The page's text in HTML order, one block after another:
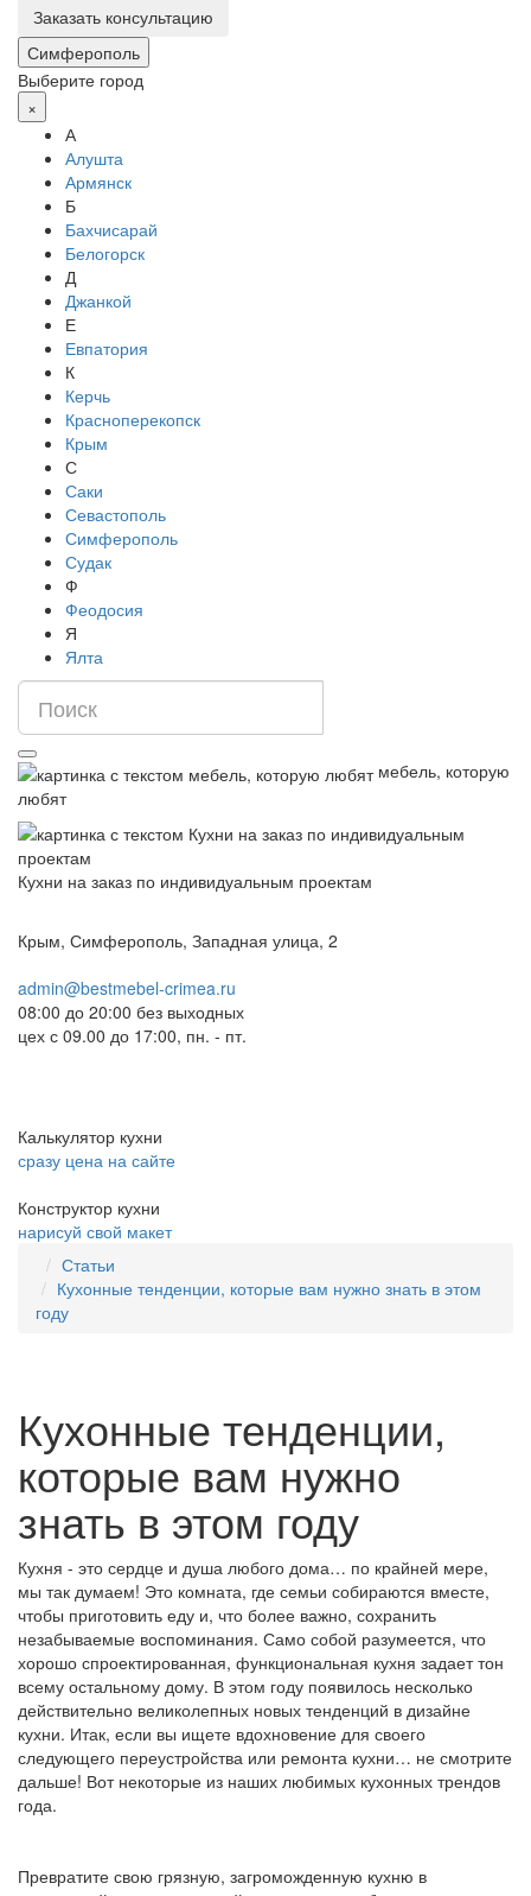
Заказать консультацию
Симферополь
Выберите город
×
А
Алушта
Армянск
Б
Бахчисарай
Белогорск
Д
Джанкой
Е
Евпатория
К
Керчь
Красноперекопск
Крым
С
Саки
Севастополь
Симферополь
Судак
Ф
Феодосия
Я
Ялта
мебель, которую
любят
Кухни на заказ по индивидуальным проектам
Крым, Симферополь, Западная улица, 2
admin@bestmebel-crimea.ru
08:00 до 20:00 без выходных
цех с 09.00 до 17:00, пн. - пт.
Калькулятор кухни
сразу цена на сайте
Конструктор кухни
нарисуй свой макет
Статьи
Кухонные тенденции, которые вам нужно знать в этом
году
Кухонные тенденции,
которые вам нужно
знать в этом году
Кухня - это сердце и душа любого дома… по крайней мере,
мы так думаем! Это комната, где семьи собираются вместе,
чтобы приготовить еду и, что более важно, сохранить
незабываемые воспоминания. Само собой разумеется, что
хорошо спроектированная, функциональная кухня задает тон
всему остальному дому. В этом году появилось несколько
действительно великолепных новых тенденций в дизайне
кухни. Итак, если вы ищете вдохновение для своего
следующего переустройства или ремонта кухни… не смотрите
дальше! Вот некоторые из наших любимых кухонных трендов
года.
Превратите свою грязную, загроможденную кухню в